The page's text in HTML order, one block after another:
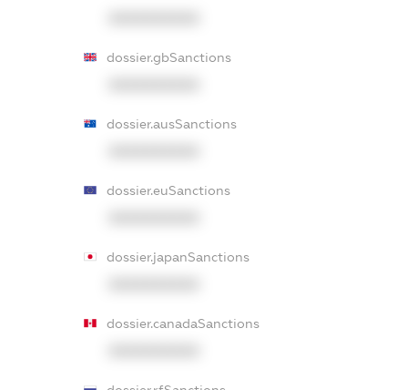
dossier.gbSanctions
dossier.ausSanctions
dossier.euSanctions
dossier.japanSanctions
dossier.canadaSanctions